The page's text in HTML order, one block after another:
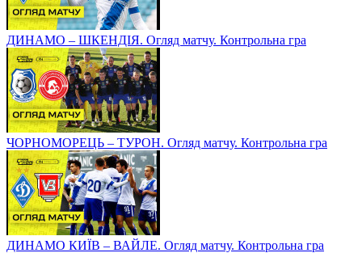
ДИНАМО – ШКЕНДІЯ. Огляд матчу. Контрольна гра
ЧОРНОМОРЕЦЬ – ТУРОН. Огляд матчу. Контрольна гра
ДИНАМО КИЇВ – ВАЙЛЕ. Огляд матчу. Контрольна гра